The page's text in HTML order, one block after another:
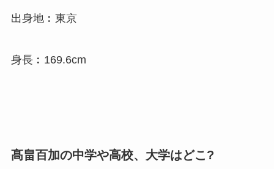
出身地︰東京
身長︰169.6cm
髙畠百加の中学や高校、大学はどこ?